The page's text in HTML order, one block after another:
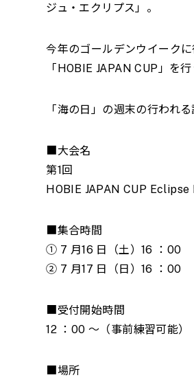
ジュ・エクリプス」。
今年のゴールデンウイーク
「HOBIE JAPAN CUP」を
「海の日」の週末の行われ
■大会名
第1回
HOBIE JAPAN CUP Eclipse
■集合時間
① 7 月16 日（土）16 ：00
② 7 月17 日（日）16 ：00
■受付開始時間
12 ：00 ～（事前練習可能）
■場所